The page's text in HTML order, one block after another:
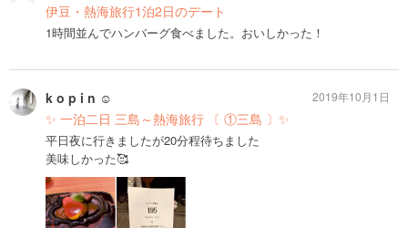
伊豆・熱海旅行1泊2日のデート
1時間並んでハンバーグ食べました。おいしかった！
k o p i n ☺︎
✨ 一泊二日 三島～熱海旅行 〔 ①三島 〕✨
平日夜に行きましたが20分程待ちました
美味しかった🥰
2019年10月1日